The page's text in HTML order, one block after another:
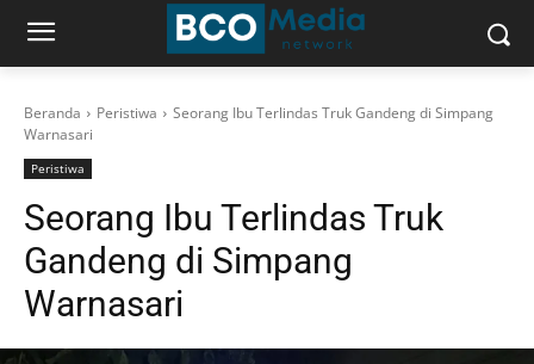
Beranda Peristiwa
Seorang Ibu Terlindas Truk Gandeng di Simpang
Warnasari
Peristiwa
Seorang Ibu Terlindas Truk
Gandeng di Simpang
Warnasari